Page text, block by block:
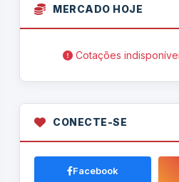
MERCADO HOJE
Cotações
CONECTE-SE
Facebook